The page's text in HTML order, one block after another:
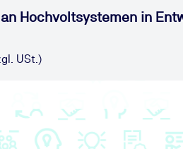
Hochvoltsystemen in
USt.)